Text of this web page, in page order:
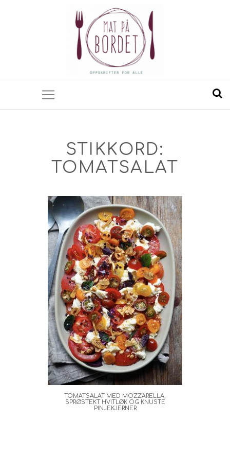
STIKKORD:
TOMATSALAT
TOMATSALAT MED MOZZARELLA,
SPRØSTEKT HVITLØK OG KNUSTE
PINJEKJERNER